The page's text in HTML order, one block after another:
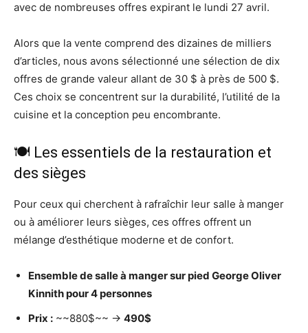
avec de nombreuses offres expirant le lundi 27 avril.
Alors que la vente comprend des dizaines de milliers
d’articles, nous avons sélectionné une sélection de dix
offres de grande valeur allant de 30 $ à près de 500 $.
Ces choix se concentrent sur la durabilité, l’utilité de la
cuisine et la conception peu encombrante.
🍽️ Les essentiels de la restauration et
des sièges
Pour ceux qui cherchent à rafraîchir leur salle à manger
ou à améliorer leurs sièges, ces offres offrent un
mélange d’esthétique moderne et de confort.
Ensemble de salle à manger sur pied George Oliver
Kinnith pour 4 personnes
Prix : ~~880$~~ → 490$